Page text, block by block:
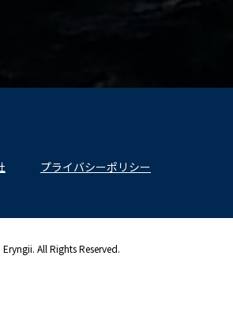
プライバシーポリシー
All Rights Reserved.